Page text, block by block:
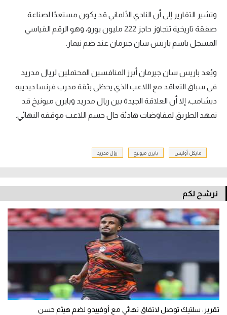
وتشير التقارير إلى أن النادي الألماني قد يكون مستعدًا لصناعة
صفقة تاريخية تتجاوز حاجز 222 مليون يورو، وهو الرقم القياسي
المسجل باسم باريس سان جيرمان عند ضم نيمار.
ويُعد باريس سان جيرمان أبرز المنافسين المحتملين لريال مدريد
في سباق التعاقد مع اللاعب الذي يحظى بثقة مدرب فرنسا ديدييه
ديشامب، إلا أن العلاقة الجيدة بين ريال مدريد وبايرن ميونيخ قد
تمهد الطريق لمفاوضات هادئة حال حسم اللاعب موقفه النهائي.
مايكل أوليس بايرن ميونيخ ريال مدريد
نرشح لكم
تقرير: سلتيك توصل لاتفاق نهائي مع أوفييدو لضم هيثم حسن